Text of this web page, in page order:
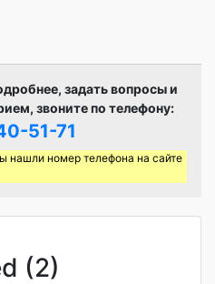
задать вопросы и
звоните по телефону:
51-71
нашли номер телефона на сайте
(2)